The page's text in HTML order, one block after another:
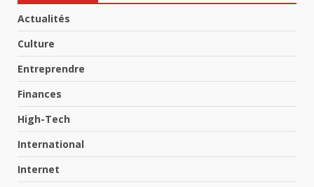
Actualités
Culture
Entreprendre
Finances
High-Tech
International
Internet